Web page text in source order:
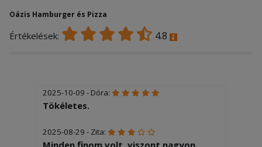
Oázis Hamburger és Pizza
Értékelések: 4.8
2025-10-09 - Dóra:
Tökéletes.
2025-08-29 - Zita: